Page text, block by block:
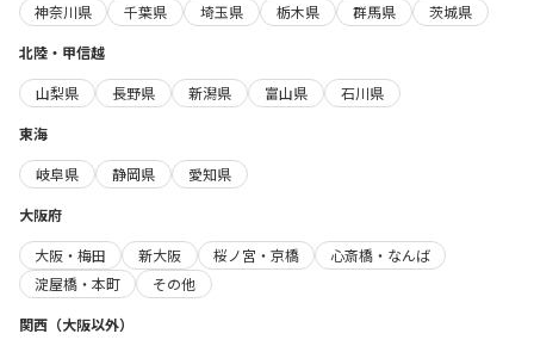
神奈川県
千葉県 埼玉県 栃木県 群馬県
茨城県
北陸・甲信越
山梨県
長野県 新潟県 富山県
石川県
東海
岐阜県
静岡県
愛知県
大阪府
大阪・梅田
新大阪 桜ノ宮・京橋
心斎橋・なんば
淀屋橋・本町
その他
関西（大阪以外）